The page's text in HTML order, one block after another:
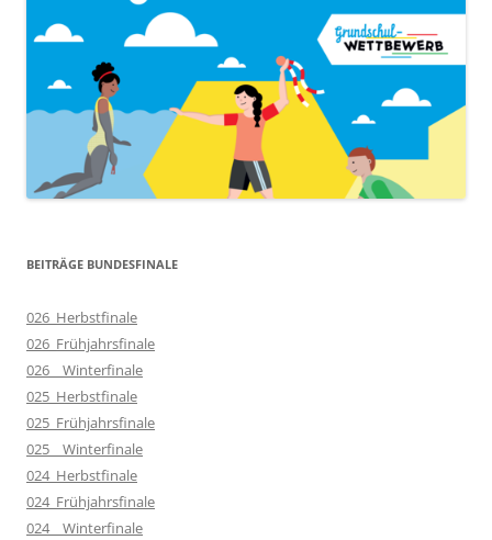
BEITRÄGE BUNDESFINALE
026_Herbstfinale
026_Frühjahrsfinale
026__Winterfinale
025_Herbstfinale
025_Frühjahrsfinale
025__Winterfinale
024_Herbstfinale
024_Frühjahrsfinale
024__Winterfinale